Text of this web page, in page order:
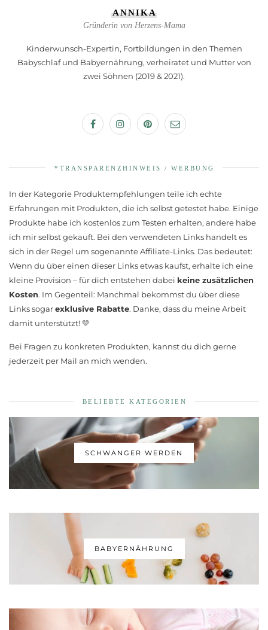
ANNIKA
Gründerin von Herzens-Mama
Kinderwunsch-Expertin, Fortbildungen in den Themen
Babyschlaf und Babyernährung, verheiratet und Mutter von
zwei Söhnen (2019 & 2021).
*TRANSPARENZHINWEIS / WERBUNG
In der Kategorie Produktempfehlungen teile ich echte
Erfahrungen mit Produkten, die ich selbst getestet habe. Einige
Produkte habe ich kostenlos zum Testen erhalten, andere habe
ich mir selbst gekauft. Bei den verwendeten Links handelt es
sich in der Regel um sogenannte Affiliate-Links. Das bedeutet:
Wenn du über einen dieser Links etwas kaufst, erhalte ich eine
kleine Provision – für dich entstehen dabei keine zusätzlichen
Kosten. Im Gegenteil: Manchmal bekommst du über diese
Links sogarexklusive Rabatte. Danke, dass du meine Arbeit
damit unterstützt! 💛
Bei Fragen zu konkreten Produkten, kannst du dich gerne
jederzeit per Mail an mich wenden.
BELIEBTE KATEGORIEN
SCHWANGER WERDEN
BABYERNÄHRUNG